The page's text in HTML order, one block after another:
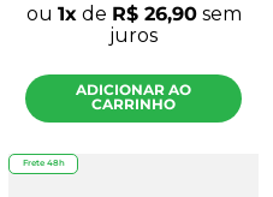
ou 1 de R$ 26,90sem
juros
ADICIONAR AO
CARRINHO
Frete 48h